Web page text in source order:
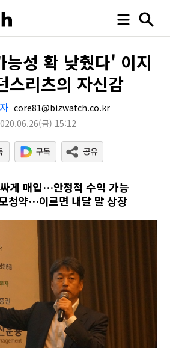
능성 확 낮췄다' 이지
스리츠의 자신감
core81@bizwatch.co.kr
(금) 15:12
게 매입…안정적 수익 가능
청약…이르면 내달 말 상장